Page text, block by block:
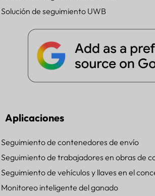
Solución de seguimiento UWB
Aplicaciones
Seguimiento de contenedores de envío
Seguimiento de trabajadores en obras de
Seguimiento de vehículos y llaves en el
Monitoreo inteligente del ganado